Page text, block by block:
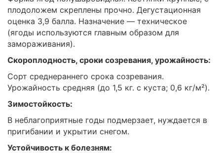
плодоложем скреплены прочно. Дегустационная
оценка 3,9 балла. Назначение — техническое
(ягоды используются главным образом для
замораживания).
Скороплодность, сроки созревания, урожайность:
Сорт среднераннего срока созревания.
Урожайность средняя (до 1,5 кг. с куста; 0,6 кг/м²).
Зимостойкость:
В неблагоприятные годы подмерзает, нуждается в
пригибании и укрытии снегом.
Устойчивость к болезням: